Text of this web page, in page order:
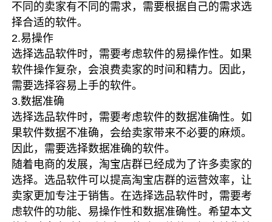
不同的卖家有不同的需求，需要根据自己的需求选
择合适的软件。
2.易操作
选择选品软件时，需要考虑软件的易操作性。如果
软件操作复杂，会浪费卖家的时间和精力。因此，
需要选择容易上手的软件。
3.数据准确
选择选品软件时，需要考虑软件的数据准确性。如
果软件数据不准确，会给卖家带来不必要的麻烦。
因此，需要选择数据准确的软件。
随着电商的发展，淘宝店群已经成为了许多卖家的
选择。选品软件可以提高淘宝店群的运营效率，让
卖家更加专注于销售。在选择选品软件时，需要考
虑软件的功能、易操作性和数据准确性。希望本文